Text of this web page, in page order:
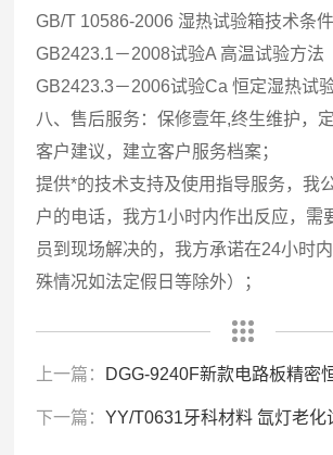
GB/T 10586-2006 湿热试验箱技术条件
GB2423.1－2008试验A 高温试验方法
GB2423.3－2006试验Ca 恒定湿热试
八、售后服务：保修壹年,终生维护，
客户建议，建立客户服务档案；
提供*的技术支持及使用指导服务，我
户的电话，我方1小时内作出反应，需
员到现场解决的，我方承诺在24小时
殊情况如法定假日等除外）；
上一篇： DGG-9240F新款电路板精密
下一篇：YY/T0631牙科材料 氙灯老化